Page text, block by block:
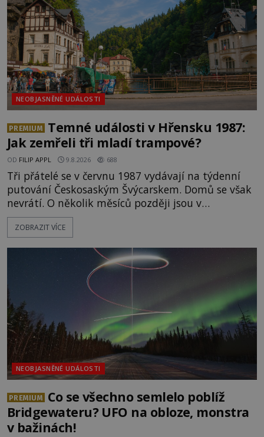
NEOBJASNĚNÉ UDÁLOSTI
PREMIUM
Temné události v Hřensku 1987:
Jak zemřeli tři mladí trampové?
OD FILIP APPL 9.8.2026 688
Tři přátelé se v červnu 1987 vydávají na týdenní
putování Českosaským Švýcarskem. Domů se však
nevrátí. O několik měsíců později jsou v
nepřístupných skalách u Hřenska nalezeny jejich
kostry – a s nimi stopy, které se jen obtížně slučují
přírodní živel, neznámý útočník, nebo někdo, koho
tehdejší režim nechtěl odhalit? [gallery
ids="171131,171132,1711
ZOBRAZIT VÍCE
NEOBJASNĚNÉ UDÁLOSTI
PREMIUM
Co se všechno semlelo poblíž
Bridgewateru? UFO na obloze, monstra
v bažinách!